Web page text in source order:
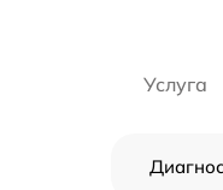
Услуга